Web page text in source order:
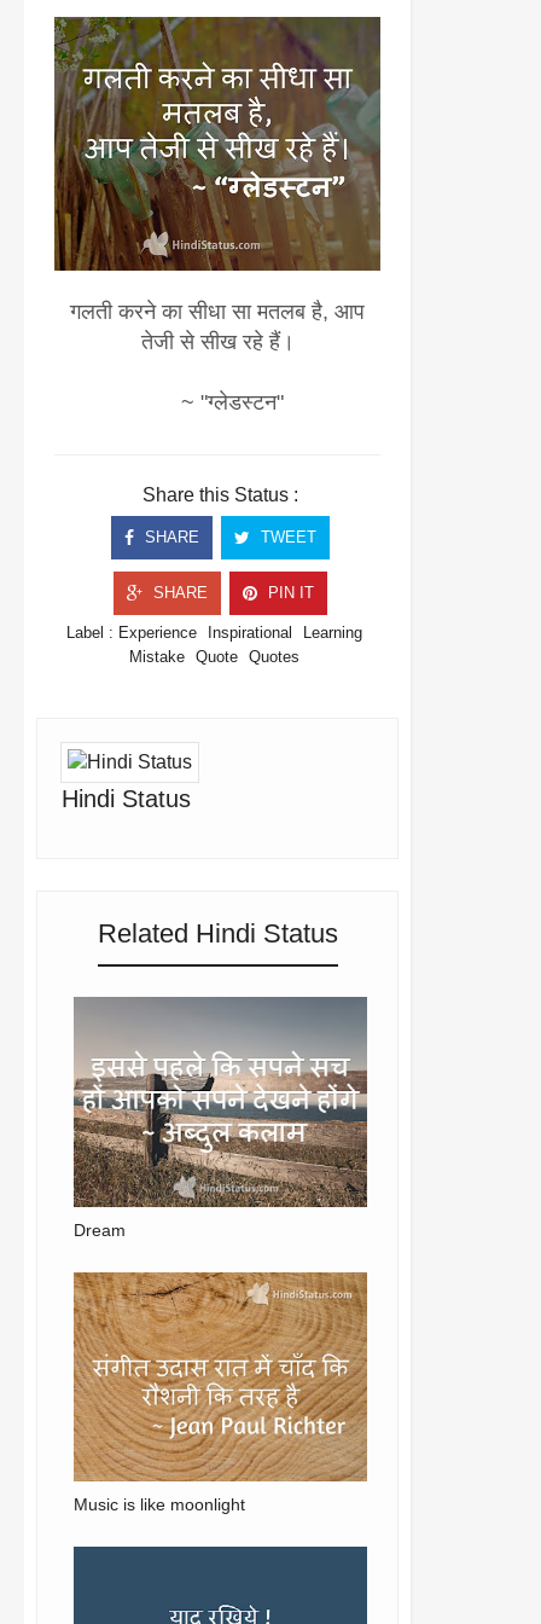
गलती करने का सीधा सा मतलब है, आप
तेजी से सीख रहे हैं।
~ "ग्लेडस्टन"
Share this Status :
SHARE TWEET
SHARE PIN IT
Label : Experience Inspirational
Learning
Mistake Quote Quotes
Hindi Status
Related Hindi Status
Dream
Music is like moonlight